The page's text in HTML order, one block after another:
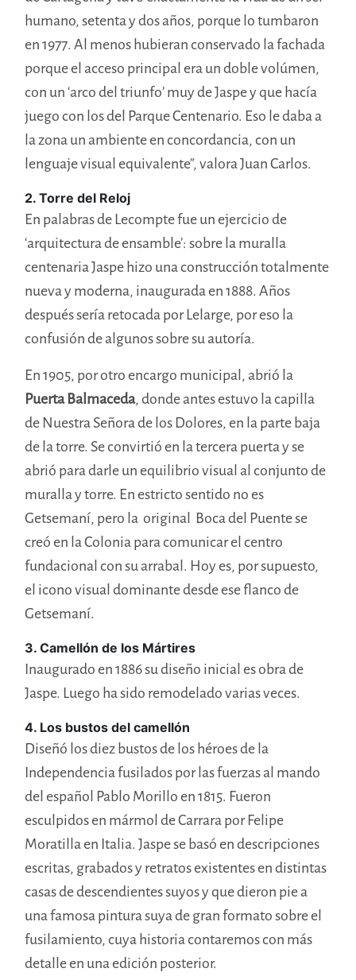
humano, setenta y dos años, porque lo tumbaron
en 1977. Al menos hubieran conservado la fachada
porque el acceso principal era un doble volúmen,
con un ‘arco del triunfo’ muy de Jaspe y que hacía
juego con los del Parque Centenario. Eso le daba a
la zona un ambiente en concordancia, con un
lenguaje visual equivalente”, valora Juan Carlos.
2. Torre del Reloj
En palabras de Lecompte fue un ejercicio de
‘arquitectura de ensamble’: sobre la muralla
centenaria Jaspe hizo una construcción totalmente
nueva y moderna, inaugurada en 1888. Años
después sería retocada por Lelarge, por eso la
confusión de algunos sobre su autoría.
En 1905, por otro encargo municipal, abrió la
Puerta Balmaceda, donde antes estuvo la capilla
de Nuestra Señora de los Dolores, en la parte baja
de la torre. Se convirtió en la tercera puerta y se
abrió para darle un equilibrio visual al conjunto de
muralla y torre. En estricto sentido no es
Getsemaní, pero la original Boca del Puente se
creó en la Colonia para comunicar el centro
fundacional con su arrabal. Hoy es, por supuesto,
el icono visual dominante desde ese flanco de
Getsemaní.
3. Camellón de los Mártires
Inaugurado en 1886 su diseño inicial es obra de
Jaspe. Luego ha sido remodelado varias veces.
4. Los bustos del camellón
Diseñó los diez bustos de los héroes de la
Independencia fusilados por las fuerzas al mando
del español Pablo Morillo en 1815. Fueron
esculpidos en mármol de Carrara por Felipe
Moratilla en Italia. Jaspe se basó en descripciones
escritas, grabados y retratos existentes en distintas
casas de descendientes suyos y que dieron pie a
una famosa pintura suya de gran formato sobre el
fusilamiento, cuya historia contaremos con más
detalle en una edición posterior.